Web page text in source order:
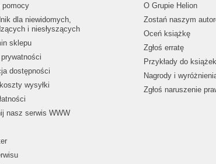
pomocy
dla niewidomych,
i niesłyszących
sklepu
dostępności
wysyłki
nasz serwis WWW
O Grupie Helion
Zostań naszym
Oceń książkę
Zgłoś erratę
Przykłady do książek
Nagrody i
Zgłoś naruszenie